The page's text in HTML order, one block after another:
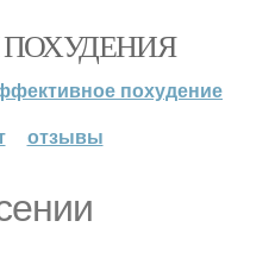
похудение
отзывы